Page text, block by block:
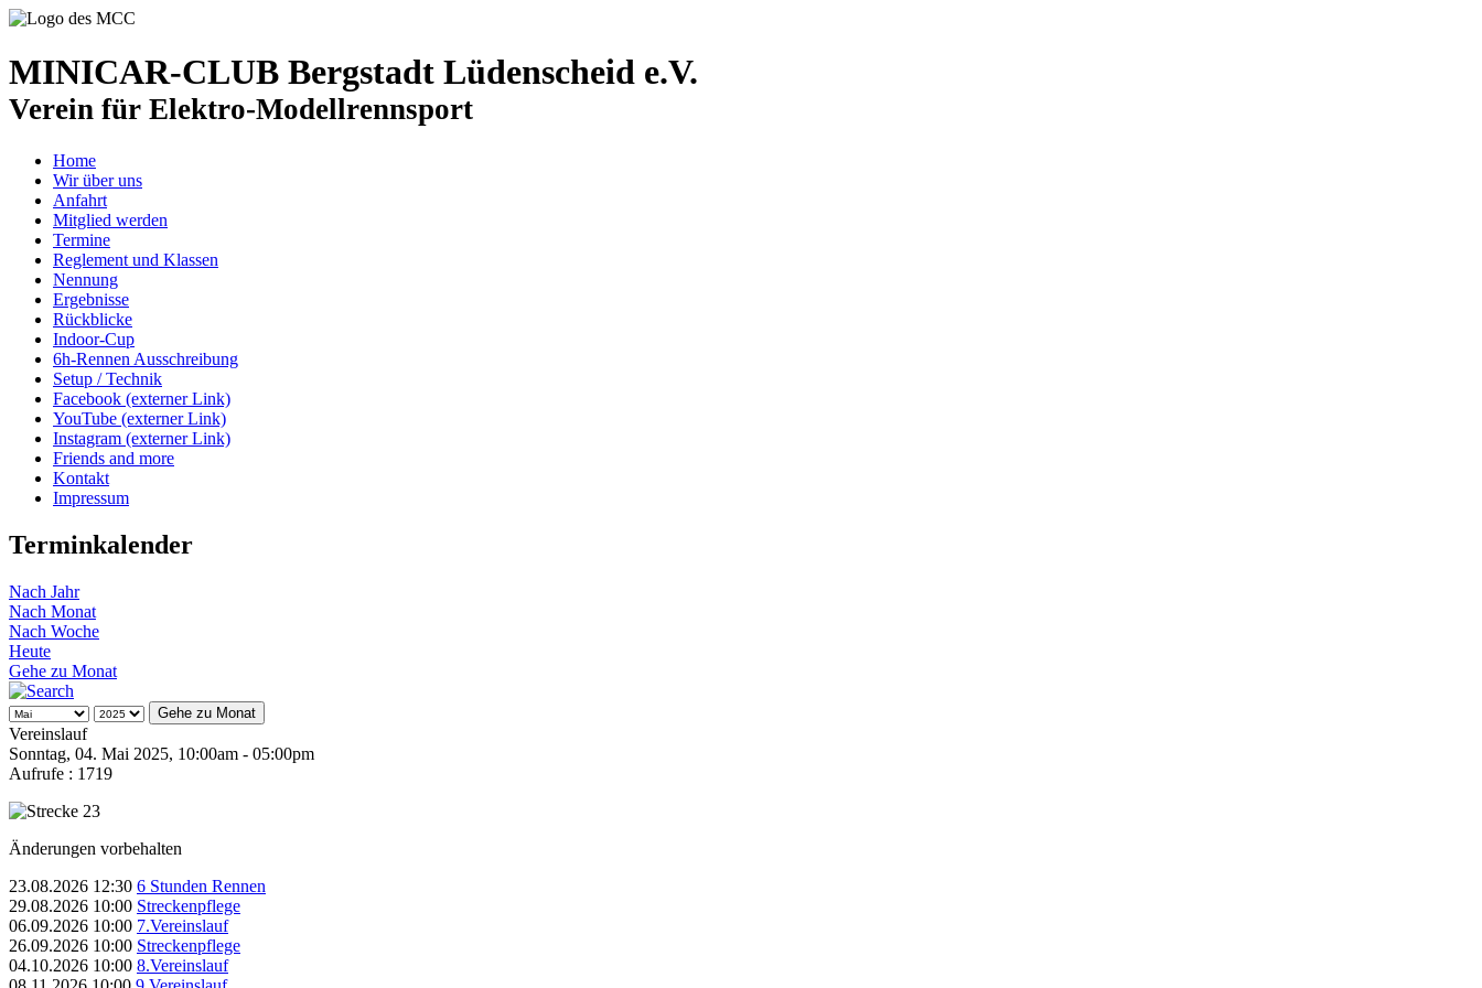
MINICAR-CLUB Bergstadt Lüdenscheid e.V.
Verein für Elektro-Modellrennsport
Home
Wir über uns
Anfahrt
Mitglied werden
Termine
Reglement und Klassen
Nennung
Ergebnisse
Rückblicke
Indoor-Cup
6h-Rennen Ausschreibung
Setup / Technik
Facebook (externer Link)
YouTube (externer Link)
Instagram (externer Link)
Friends and more
Kontakt
Impressum
Terminkalender
Nach Jahr
Nach Monat
Nach Woche
Heute
Gehe zu Monat
Gehe zu Monat
Vereinslauf
Sonntag, 04. Mai 2025, 10:00am - 05:00pm
Aufrufe : 1719
Änderungen vorbehalten
23.08.2026 12:30 6 Stunden Rennen
29.08.2026 10:00 Streckenpflege
06.09.2026 10:00 7.Vereinslauf
26.09.2026 10:00 Streckenpflege
04.10.2026 10:00 8.Vereinslauf